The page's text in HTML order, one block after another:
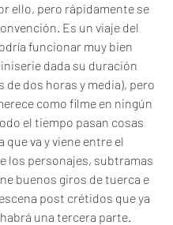
ello, pero rápidamente se
Es un viaje del
funcionar muy bien
dada su duración
de dos horas y media), pero
como filme en ningún
el tiempo pasan cosas
que va y viene entre el
los personajes, subtramas
buenos giros de tuerca e
post crétidos que ya
una tercera parte.